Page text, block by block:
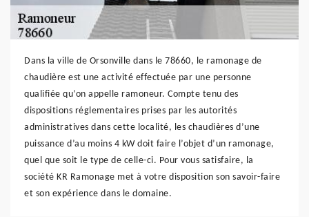
Dans la ville de Orsonville dans le 78660, le ramonage de
chaudière est une activité effectuée par une personne
qualifiée qu’on appelle ramoneur. Compte tenu des
dispositions réglementaires prises par les autorités
administratives dans cette localité, les chaudières d’une
puissance d’au moins 4 kW doit faire l’objet d’un ramonage,
quel que soit le type de celle-ci. Pour vous satisfaire, la
société KR Ramonage met à votre disposition son savoir-faire
et son expérience dans le domaine.